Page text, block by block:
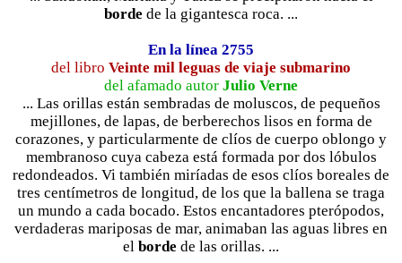
borde de la gigantesca roca. ...
En la línea 2755
del libro Veinte mil leguas de viaje submarino
del afamado autor Julio Verne
... Las orillas están sembradas de moluscos, de pequeños
mejillones, de lapas, de berberechos lisos en forma de
corazones, y particularmente de clíos de cuerpo oblongo y
membranoso cuya cabeza está formada por dos lóbulos
redondeados. Vi también miríadas de esos clíos boreales de
tres centímetros de longitud, de los que la ballena se traga
un mundo a cada bocado. Estos encantadores pterópodos,
verdaderas mariposas de mar, animaban las aguas libres en
el borde de las orillas. ...